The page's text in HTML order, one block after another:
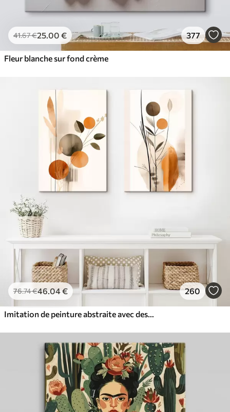
41.67€25.00 € 377
Fleur blanche sur fond crème
76.74€46.04€ 260
Imitation de peinture abstraite avec des cercles orange et gris, des feuilles et des branches, style moderne, effet aquarelle